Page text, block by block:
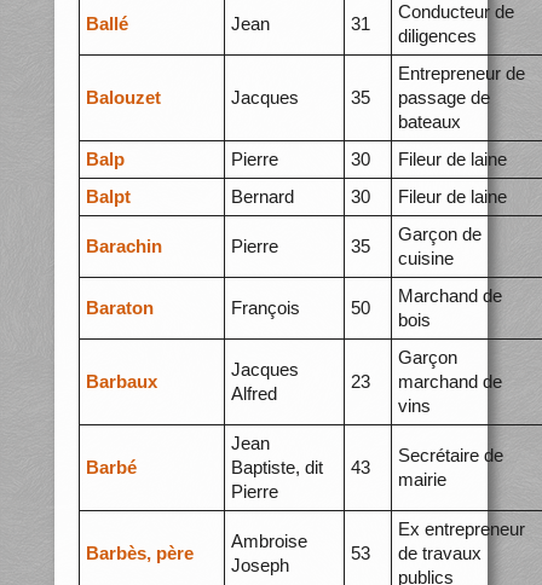
Ballé Jean 31
Conducteur de
diligences
Balouzet Jacques 35
Entrepreneur de
passage de
bateaux
Balp
Pierre 30
Fileur de laine
Balpt
Bernard 30 Fileur de laine
Barachin Pierre 35
Garçon de
cuisine
Baraton François 50
Marchand de
bois
Barbaux
Jacques
Alfred
23
Garçon
marchand de
vins
Barbé
Jean
Baptiste, dit
Pierre
43
Secrétaire de
mairie
Barbès, père
Ambroise
Joseph
53
Ex entrepreneur
de travaux
publics